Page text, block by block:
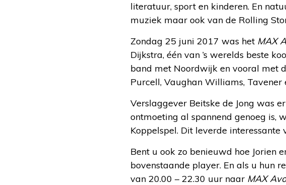
literatuur, sport en kinderen. En
muziek maar ook van de Rolling
Zondag 25 juni 2017 was het MAX
Dijkstra, één van ’s werelds beste
band met Noordwijk en vooral met
Purcell, Vaughan Williams, Tavener
Verslaggever Beitske de Jong was
ontmoeting al spannend genoeg is,
Koppelspel. Dit leverde
Bent u ook zo benieuwd hoe Jorien
bovenstaande player. En als u hun
van 20.00 – 22.30 uur naar MAX